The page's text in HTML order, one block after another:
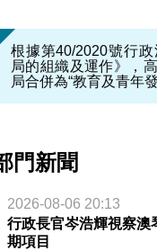
根據第40/2020號行
局的組織及運作》，
局合併為“教育及青年發
門新聞
2026-08-06 20:13
行政長官岑浩輝視察澳
期項目